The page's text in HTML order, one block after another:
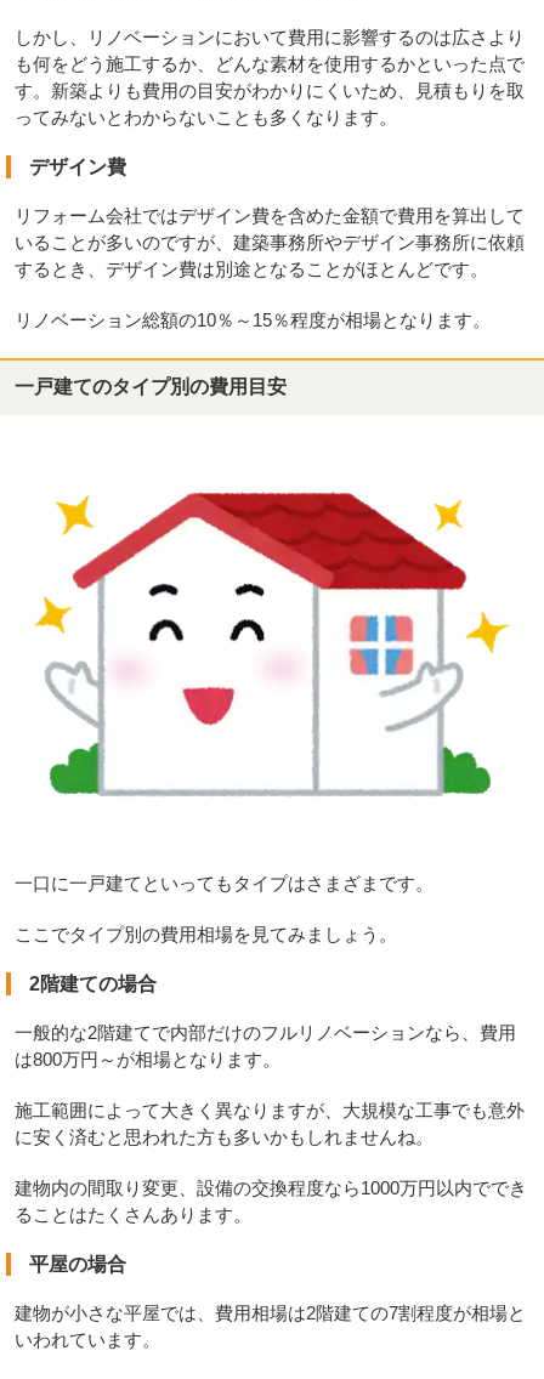
しかし、リノベーションにおいて費用に影響するのは広さより
も何をどう施工するか、どんな素材を使用するかといった点で
す。新築よりも費用の目安がわかりにくいため、見積もりを取
ってみないとわからないことも多くなります。
デザイン費
リフォーム会社ではデザイン費を含めた金額で費用を算出して
いることが多いのですが、建築事務所やデザイン事務所に依頼
するとき、デザイン費は別途となることがほとんどです。
リノベーション総額の10％～15％程度が相場となります。
一戸建てのタイプ別の費用目安
一口に一戸建てといってもタイプはさまざまです。
ここでタイプ別の費用相場を見てみましょう。
2階建ての場合
一般的な2階建てで内部だけのフルリノベーションなら、費用
は800万円～が相場となります。
施工範囲によって大きく異なりますが、大規模な工事でも意外
に安く済むと思われた方も多いかもしれませんね。
建物内の間取り変更、設備の交換程度なら1000万円以内ででき
ることはたくさんあります。
平屋の場合
建物が小さな平屋では、費用相場は2階建ての7割程度が相場と
いわれています。